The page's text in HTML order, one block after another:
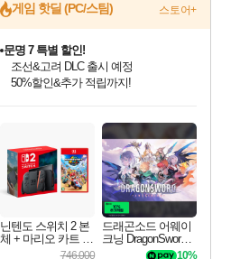
게임 핫딜 (PC/스팀) 스토어+
최대 90% 할인가를 만나보세요!
네이버혜택과 함께 만나보세요!
문명 7 특별 할인!
조선&고려 DLC 출시 예정
50%할인&추가 적립까지!
귀무자: 검의 길 예약 판매 중!
10% 할인과
네이버 혜택가와 함께 예약하세요!
할인&네이버혜택으로 만나보세요!
네이버페이 혜택과 만나보세요!
40주년 프로모션으로 만나보세요!
네이버 포인트 혜택까지!
할인가에 만나보세요!
일부 에디션 상시 할인!
혜택으로 예약 판매 중
편안하게 충전하세요
닌텐도 스위치 2 본
체 + 마리오 카트 월
746,000
드래곤소드 어웨이
크닝 DragonSword A
10%